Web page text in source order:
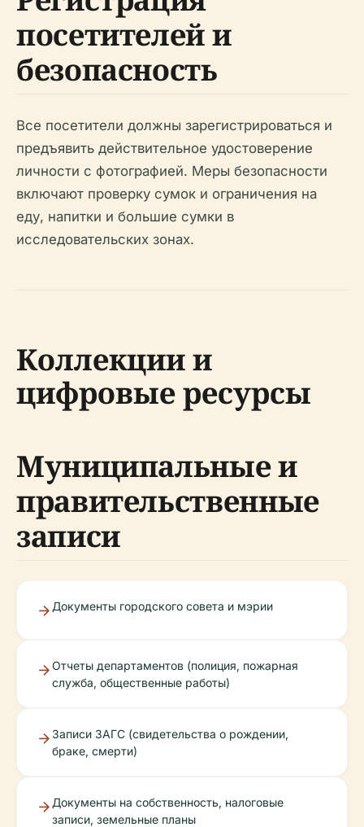
посетителей и
безопасность
Все посетители должны зарегистрироваться и
предъявить действительное удостоверение
личности с фотографией. Меры безопасности
включают проверку сумок и ограничения на
еду, напитки и большие сумки в
исследовательских зонах.
Коллекции и
цифровые ресурсы
Муниципальные и
правительственные
записи
Документы городского совета и мэрии
Отчеты департаментов (полиция, пожарная
служба, общественные работы)
Записи ЗАГС (свидетельства о рождении,
браке, смерти)
Документы на собственность, налоговые
записи, земельные планы